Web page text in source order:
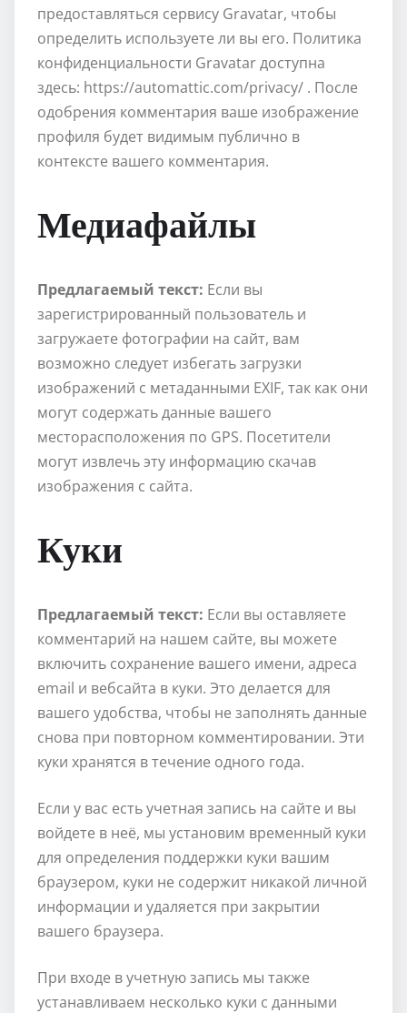
предоставляться сервису Gravatar, чтобы
определить используете ли вы его. Политика
конфиденциальности Gravatar доступна
здесь: https://automattic.com/privacy/ . После
одобрения комментария ваше изображение
профиля будет видимым публично в
контексте вашего комментария.
Медиафайлы
Предлагаемый текст: Если вы
зарегистрированный пользователь и
загружаете фотографии на сайт, вам
возможно следует избегать загрузки
изображений с метаданными EXIF, так как они
могут содержать данные вашего
месторасположения по GPS. Посетители
могут извлечь эту информацию скачав
изображения с сайта.
Куки
Предлагаемый текст: Если вы оставляете
комментарий на нашем сайте, вы можете
включить сохранение вашего имени, адреса
email и вебсайта в куки. Это делается для
вашего удобства, чтобы не заполнять данные
снова при повторном комментировании. Эти
куки хранятся в течение одного года.
Если у вас есть учетная запись на сайте и вы
войдете в неё, мы установим временный куки
для определения поддержки куки вашим
браузером, куки не содержит никакой личной
информации и удаляется при закрытии
вашего браузера.
При входе в учетную запись мы также
устанавливаем несколько куки с данными